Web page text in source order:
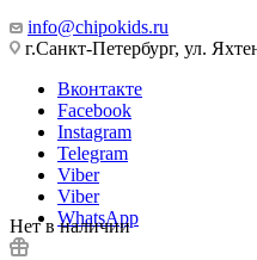
info@chipokids.ru
г.Санкт-Петербург, ул.
Вконтакте
Facebook
Instagram
Telegram
Viber
Viber
WhatsApp
Нет в наличии